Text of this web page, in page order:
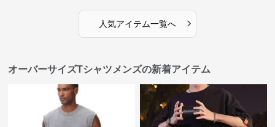
人気アイテム一覧へ ›
オーバーサイズTシャツメンズの新着アイテム